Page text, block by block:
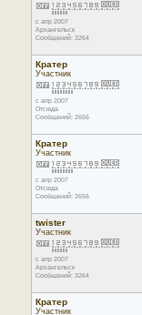
с апр 2007
Архангельск
Сообщений: 3264
Кратер
Участник
с апр 2007
Отсюда
Сообщений: 2656
Кратер
Участник
с апр 2007
Отсюда
Сообщений: 2656
twister
Участник
с апр 2007
Архангельск
Сообщений: 3264
Кратер
Участник